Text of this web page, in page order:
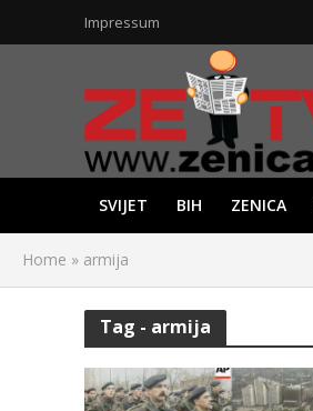
Impressum
SVIJET BIH ZENICA
Home » armija
Tag - armija